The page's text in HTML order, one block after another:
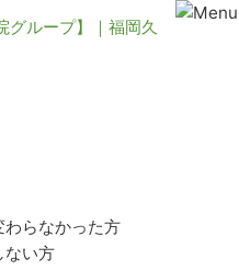
らなかった方
い方